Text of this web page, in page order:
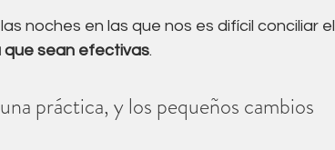
noches en las que nos es difícil conciliar el
sean efectivas.
práctica, y los pequeños cambios